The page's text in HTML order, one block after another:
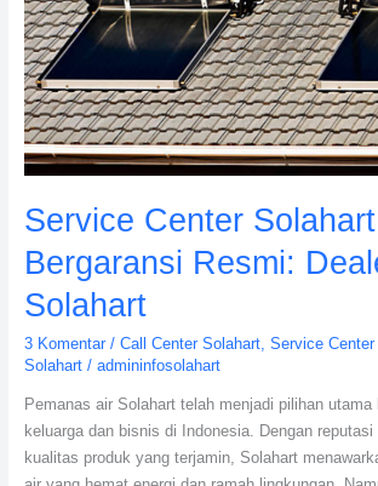
Service Center Solahart
Bergaransi Resmi:
Solahart
3 Komentar / Call Center Solahart, Service
Solahart/ admininfosolahart
Pemanas air Solahart telah menjadi pilihan utama
keluarga dan bisnis di Indonesia. Dengan
kualitas produk yang terjamin, Solahart